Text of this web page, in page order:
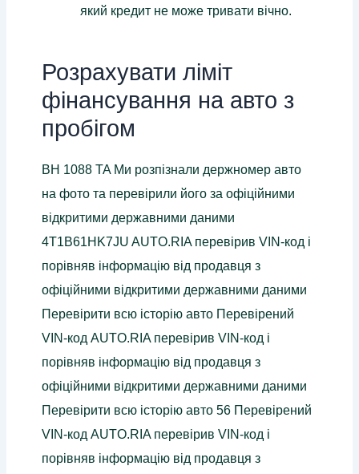
який кредит не може тривати вічно.
Розрахувати ліміт
фінансування на авто з
пробігом
BH 1088 TA Ми розпізнали держномер авто
на фото та перевірили його за офіційними
відкритими державними даними
4T1B61HK7JU AUTO.RIA перевірив VIN-код і
порівняв інформацію від продавця з
офіційними відкритими державними даними
Перевірити всю історію авто Перевірений
VIN-код AUTO.RIA перевірив VIN-код і
порівняв інформацію від продавця з
офіційними відкритими державними даними
Перевірити всю історію авто 56 Перевірений
VIN-код AUTO.RIA перевірив VIN-код і
порівняв інформацію від продавця з